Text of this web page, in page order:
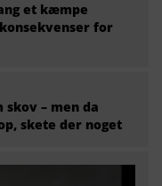
et kæmpe
for
– men da
skete der noget